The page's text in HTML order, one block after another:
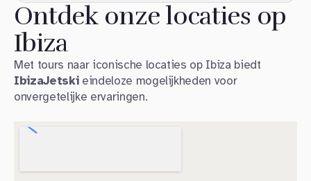
Ontdek onze locaties op
Ibiza
Met tours naar iconische locaties op Ibiza biedt
IbizaJetskieindeloze mogelijkheden voor
onvergetelijke ervaringen.